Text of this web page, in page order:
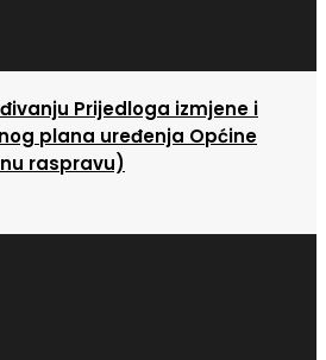
Prijedloga izmjene i
plana uređenja Općine
raspravu)